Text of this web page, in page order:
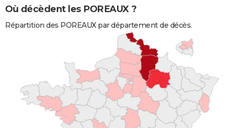
Où décèdent les POREAUX ?
Répartition des POREAUX par département de décès.